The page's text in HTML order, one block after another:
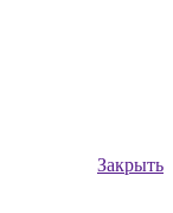
Закрыть